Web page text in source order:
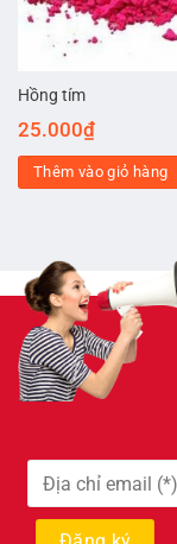
Hồng tím
25.000₫
Thêm vào giỏ hàng